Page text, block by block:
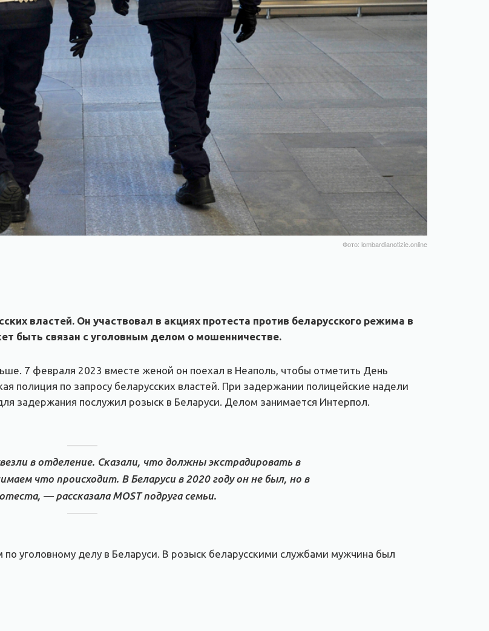
Фото: lombardianotizie.online
властей. Он участвовал в акциях протеста против беларусского режима в
быть связан с уголовным делом о мошенничестве.
7 февраля 2023 вместе женой он поехал в Неаполь, чтобы отметить День
полиция по запросу беларусских властей. При задержании полицейские надели
задержания послужил розыск в Беларуси. Делом занимается Интерпол.
в отделение. Сказали, что должны экстрадировать в
что происходит. В Беларуси в 2020 году он не был, но в
— рассказала MOST подруга семьи.
уголовному делу в Беларуси. В розыск беларусскими службами мужчина был